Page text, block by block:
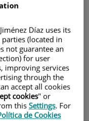
de
contacto con usted vía e-
Díaz uses its
(located in
not guarantee an
for user
improving services
through the
accept all cookies
cookies" or
this Settings. For
de Cookies